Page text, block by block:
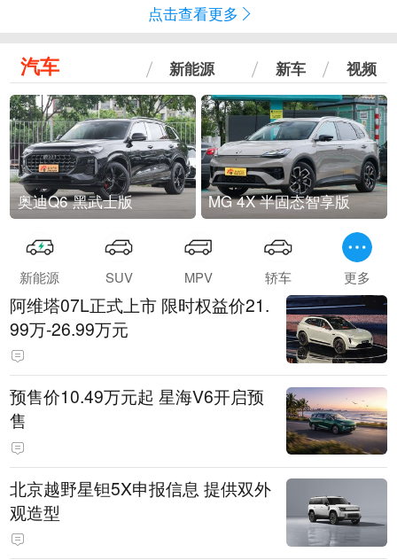
点击查看更多
汽车 新能源 新车 视频
奥迪Q6 黑武士版 MG 4X 半固态智享版
新能源 SUV MPV 轿车 更多
阿维塔07L正式上市 限时权益价21.
99万-26.99万元
预售价10.49万元起 星海V6开启预
售
北京越野星钽5X申报信息 提供双外
观造型